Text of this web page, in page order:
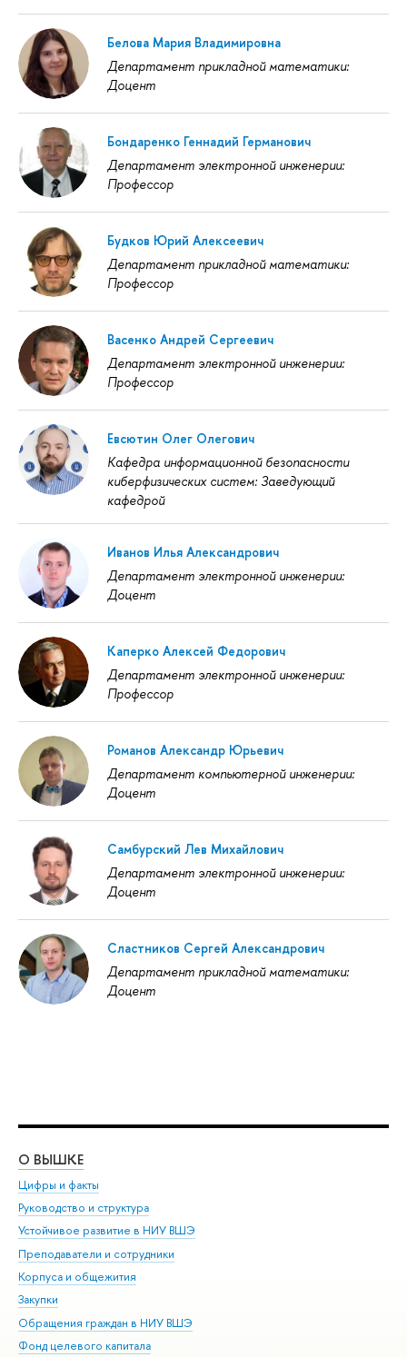
Белова Мария Владимировна
Департамент прикладной математики:
Доцент
Бондаренко Геннадий Германович
Департамент электронной инженерии:
Профессор
Будков Юрий Алексеевич
Департамент прикладной математики:
Профессор
Васенко Андрей Сергеевич
Департамент электронной инженерии:
Профессор
Евсютин Олег Олегович
Кафедра информационной безопасности
киберфизических систем: Заведующий
кафедрой
Иванов Илья Александрович
Департамент электронной инженерии:
Доцент
Каперко Алексей Федорович
Департамент электронной инженерии:
Профессор
Романов Александр Юрьевич
Департамент компьютерной инженерии:
Доцент
Самбурский Лев Михайлович
Департамент электронной инженерии:
Доцент
Сластников Сергей Александрович
Департамент прикладной математики:
Доцент
О ВЫШКЕ
Цифры и факты
Руководство и структура
Устойчивое развитие в НИУ ВШЭ
Преподаватели и сотрудники
Корпуса и общежития
Закупки
Обращения граждан в НИУ ВШЭ
Фонд целевого капитала